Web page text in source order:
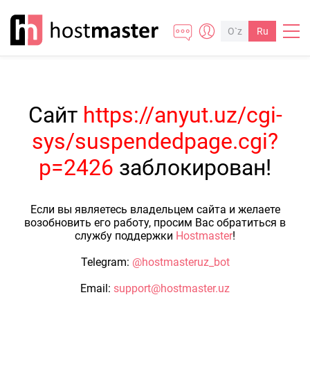
O`z Ru
Сайт https://anyut.uz/cgi-
sys/suspendedpage.cgi?
p=2426 заблокирован!
Если вы являетесь владельцем сайта и желаете
возобновить его работу, просим Вас обратиться в
службу поддержки Hostmaster!
Telegram: @hostmasteruz_bot
Email: support@hostmaster.uz